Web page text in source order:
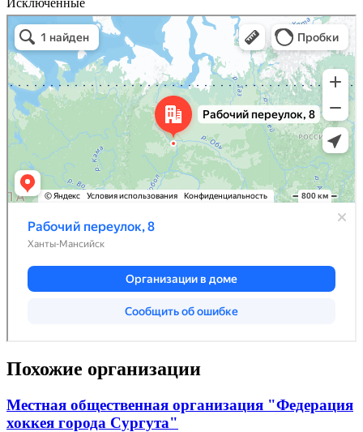
Похожие организации
Местная общественная организация "Федерация
хоккея города Сургута"